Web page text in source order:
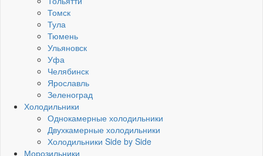
Томск
Тула
Тюмень
Ульяновск
Уфа
Челябинск
Ярославль
Зеленоград
Холодильники
Однокамерные холодильники
Двухкамерные холодильники
Холодильники Side by Side
Морозильники